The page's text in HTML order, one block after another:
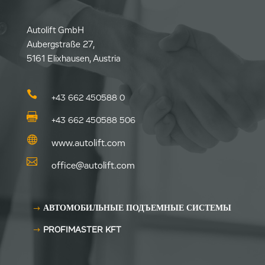
Autolift GmbH
Aubergstraße 27,
5161 Elixhausen, Austria
 +43 662 450588 0
 +43 662 450588 506
 www.autolift.com
 office@autolift.com
АВТОМОБИЛЬНЫЕ ПОДЪЕМНЫЕ СИСТЕМЫ
PROFIMASTER KFT